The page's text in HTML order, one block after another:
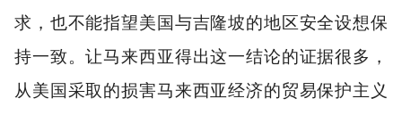
求，也不能指望美国与吉隆坡的地区安全设想保
持一致。让马来西亚得出这一结论的证据很多，
从美国采取的损害马来西亚经济的贸易保护主义